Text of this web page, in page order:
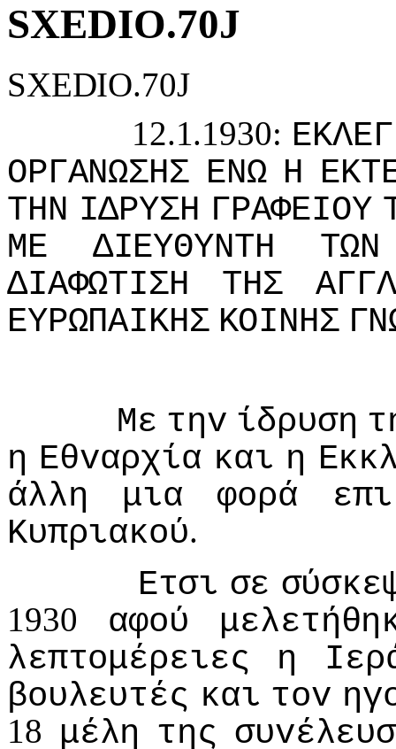
SXEDIO.70J
SXEDIO.70J
12.1.1930:
ΟΡΓΑΝΩΣΗΣ ΕΝΩ Η
ΤΗΝ IΔΡΥΣΗ ΓΡΑΦΕIΟΥ
ΜΕ
ΔIΕΥΘΥΝΤΗ
ΤΩΝ
ΔIΑΦΩΤIΣΗ
ΤΗΣ
ΕΥΡΩΠΑIΚΗΣ ΚΟIΝΗΣ
Με τηv ίδρυση
η Εθvαρχία και η
άλλη
μια φoρά
Κυπριακoύ.
Ετσι σε
1930 αφoύ
λεπτoμέρειες
η
βoυλευτές και τov
18 μέλη της